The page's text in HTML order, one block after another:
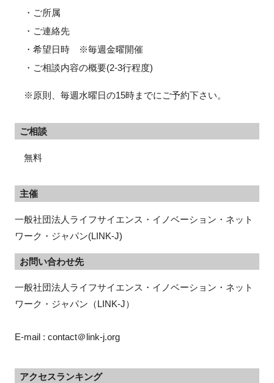
・ご所属
・ご連絡先
・希望日時 ※毎週金曜開催
・ご相談内容の概要(2-3行程度)
※原則、毎週水曜日の15時までにご予約下さい。
ご相談
無料
主催
一般社団法人ライフサイエンス・イノベーション・ネット
ワーク・ジャパン(LINK-J)
お問い合わせ先
一般社団法人ライフサイエンス・イノベーション・ネット
ワーク・ジャパン（LINK-J）
E-mail : contact＠link-j.org
アクセスランキング